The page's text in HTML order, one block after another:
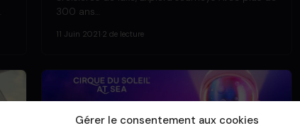
Gérer le consentement aux cookies
300 ans…
11 Juin 2021 2 de lecture